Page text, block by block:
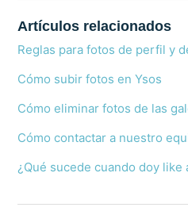
Artículos relacionados
Reglas para fotos de perfil y
Cómo subir fotos en Ysos
Cómo eliminar fotos de las
Cómo contactar a nuestro
¿Qué sucede cuando doy like